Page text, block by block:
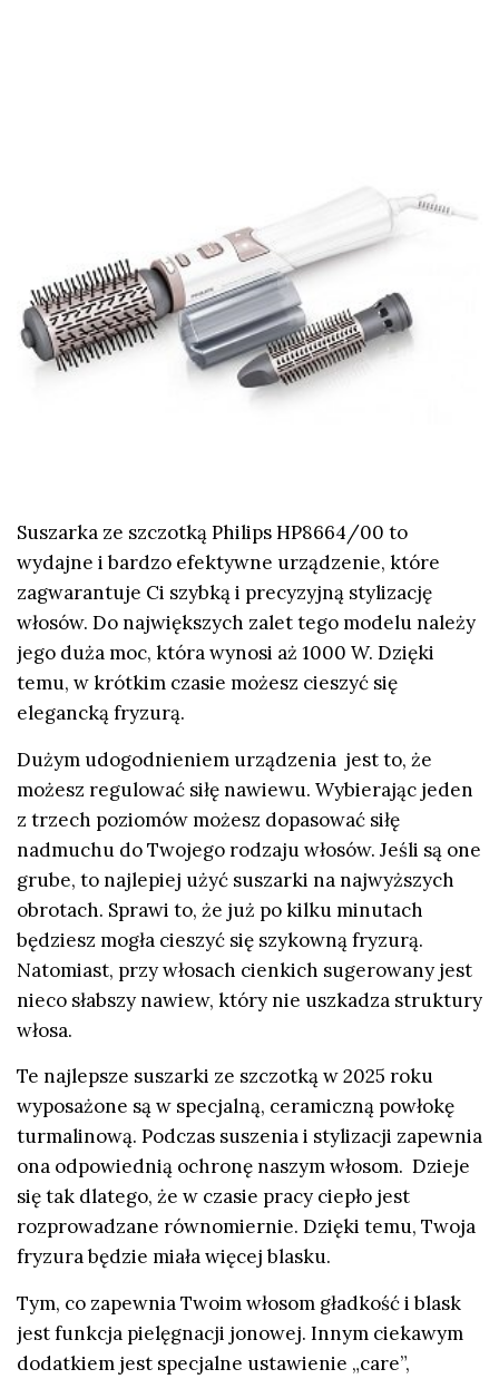
Suszarka ze szczotką Philips HP8664/00 to
wydajne i bardzo efektywne urządzenie, które
zagwarantuje Ci szybką i precyzyjną stylizację
włosów. Do największych zalet tego modelu należy
jego duża moc, która wynosi aż 1000 W. Dzięki
temu, w krótkim czasie możesz cieszyć się
elegancką fryzurą.
Dużym udogodnieniem urządzenia jest to, że
możesz regulować siłę nawiewu. Wybierając jeden
z trzech poziomów możesz dopasować siłę
nadmuchu do Twojego rodzaju włosów. Jeśli są one
grube, to najlepiej użyć suszarki na najwyższych
obrotach. Sprawi to, że już po kilku minutach
będziesz mogła cieszyć się szykowną fryzurą.
Natomiast, przy włosach cienkich sugerowany jest
nieco słabszy nawiew, który nie uszkadza struktury
włosa.
Te najlepsze suszarki ze szczotką w 2025 roku
wyposażone są w specjalną, ceramiczną powłokę
turmalinową. Podczas suszenia i stylizacji zapewnia
ona odpowiednią ochronę naszym włosom. Dzieje
się tak dlatego, że w czasie pracy ciepło jest
rozprowadzane równomiernie. Dzięki temu, Twoja
fryzura będzie miała więcej blasku.
Tym, co zapewnia Twoim włosom gładkość i blask
jest funkcja pielęgnacji jonowej. Innym ciekawym
dodatkiem jest specjalne ustawienie „care”,